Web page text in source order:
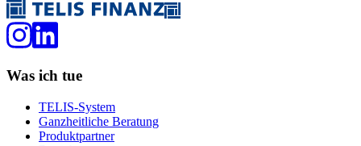
Was ich tue
TELIS-System
Ganzheitliche Beratung
Produktpartner